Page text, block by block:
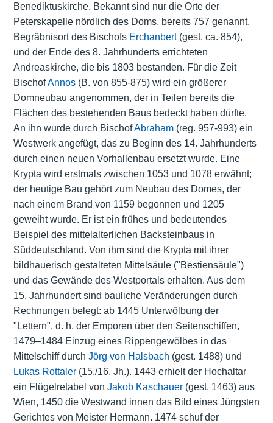
Benediktuskirche. Bekannt sind nur die Orte der
Peterskapelle nördlich des Doms, bereits 757 genannt,
Begräbnisort des Bischofs Erchanbert(gest. ca. 854),
und der Ende des 8. Jahrhunderts errichteten
Andreaskirche, die bis 1803 bestanden. Für die Zeit
BischofAnnos(B. von 855-875) wird ein größerer
Domneubau angenommen, der in Teilen bereits die
Flächen des bestehenden Baus bedeckt haben dürfte.
An ihn wurde durch BischofAbraham(reg. 957-993) ein
Westwerk angefügt, das zu Beginn des 14. Jahrhunderts
durch einen neuen Vorhallenbau ersetzt wurde. Eine
Krypta wird erstmals zwischen 1053 und 1078 erwähnt;
der heutige Bau gehört zum Neubau des Domes, der
nach einem Brand von 1159 begonnen und 1205
geweiht wurde. Er ist ein frühes und bedeutendes
Beispiel des mittelalterlichen Backsteinbaus in
Süddeutschland. Von ihm sind die Krypta mit ihrer
bildhauerisch gestalteten Mittelsäule ("Bestiensäule")
und das Gewände des Westportals erhalten. Aus dem
15. Jahrhundert sind bauliche Veränderungen durch
Rechnungen belegt: ab 1445 Unterwölbung der
"Lettern", d. h. der Emporen über den Seitenschiffen,
1479–1484 Einzug eines Rippengewölbes in das
Mittelschiff durch Jörg von Halsbach (gest. 1488) und
Lukas Rottaler(15./16. Jh.). 1443 erhielt der Hochaltar
ein Flügelretabel von Jakob Kaschauer(gest. 1463) aus
Wien, 1450 die Westwand innen das Bild eines Jüngsten
Gerichtes von Meister Hermann. 1474 schuf der